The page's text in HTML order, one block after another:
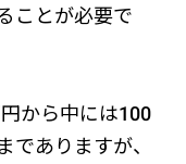
ことが必要で
から中には100
ありますが、